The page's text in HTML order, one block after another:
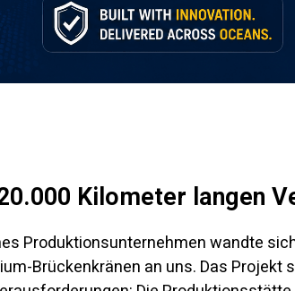
Kilometer langen
Produktionsunternehmen wandte
Brückenkränen an uns. Das Projekt